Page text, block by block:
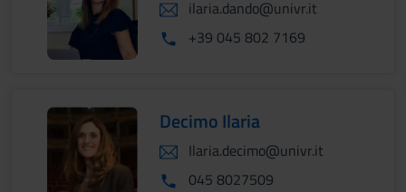
ilaria.dando@univr.it
+39 045 802 7169
Decimo Ilaria
Ilaria.decimo@univr.it
045 8027509